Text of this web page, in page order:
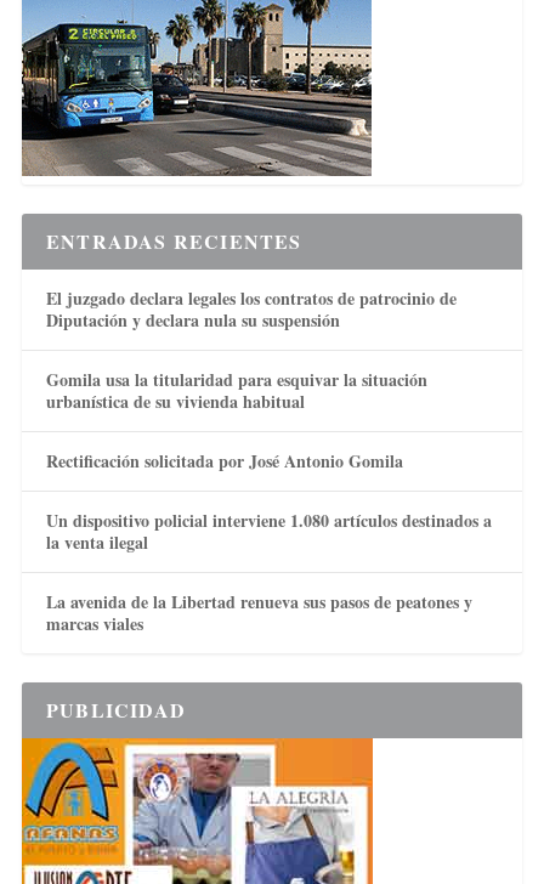
ENTRADAS RECIENTES
El juzgado declara legales los contratos de patrocinio de
Diputación y declara nula su suspensión
Gomila usa la titularidad para esquivar la situación
urbanística de su vivienda habitual
Rectificación solicitada por José Antonio Gomila
Un dispositivo policial interviene 1.080 artículos destinados a
la venta ilegal
La avenida de la Libertad renueva sus pasos de peatones y
marcas viales
PUBLICIDAD